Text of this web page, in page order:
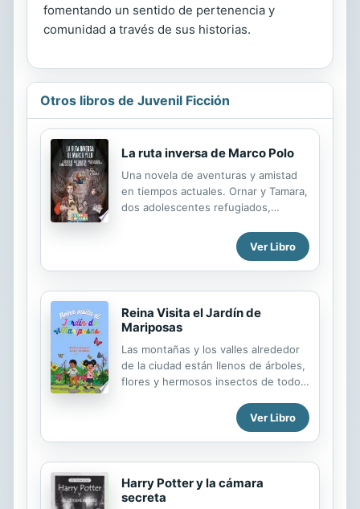
fomentando un sentido de pertenencia y
comunidad a través de sus historias.
Otros libros de Juvenil Ficción
La ruta inversa de Marco Polo
Una novela de aventuras y amistad
en tiempos actuales. Ornar y Tamara,
dos adolescentes refugiados,
construir un futuro mejor en el exilio
al intentar resolver un misterio
centenario.
Ver Libro
Reina Visita el Jardín de
Mariposas
Las montañas y los valles alrededor
de la ciudad están llenos de árboles,
flores y hermosos insectos de todo
mariposas de la ciudad... Reina es
una pequeña inteligente y sensible
que ama la naturaleza, pero le teme
a los insectos. ¿Tendrá siempre
miedo? ¿Logrará conquistarlo?
¡Únete a Reina en este viaje y
Ver Libro
Harry Potter y la cámara
secreta